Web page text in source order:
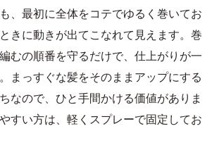
、最初に全体をコテでゆるく巻いてお
きに動きが出てこなれて見えます。巻
むの順番を守るだけで、仕上がりが一
まっすぐな髪をそのままアップにする
なので、ひと手間かける価値がありま
すい方は、軽くスプレーで固定してお